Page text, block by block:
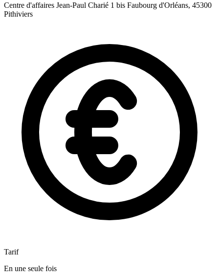
Centre d'affaires Jean-Paul Charié 1 bis Faubourg d'Orléans, 45300
Pithiviers
Tarif
En une seule fois